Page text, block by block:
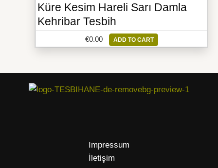
Küre Kesim Hareli Sarı Damla
Kehribar Tesbih
€0.00 ADD TO CART
Impressum
İletişim